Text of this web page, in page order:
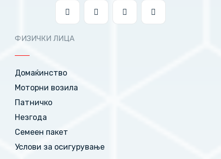
ФИЗИЧКИ ЛИЦА
Домаќинство
Моторни возила
Патничко
Незгода
Семеен пакет
Услови за осигурување